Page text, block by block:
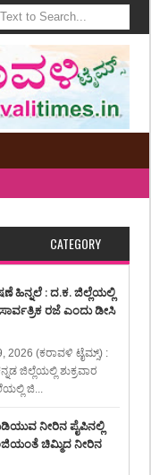
CATEGORY
ಹಿನ್ನಲೆ : ದ.ಕ. ಜಿಲ್ಲೆಯಲ್ಲಿ
ರಜೆ ಎಂದು ಡೀಸಿ
(ಕರಾವಳಿ ಟೈಮ್ಸ್) :
ಜಿಲ್ಲೆಯಲ್ಲಿ ಶುಕ್ರವಾರ
ಜಿ...
ನೀರಿನ ಪೈಪಿನಲ್ಲಿ
ಚಿಮ್ಮಿದ ನೀರಿನ